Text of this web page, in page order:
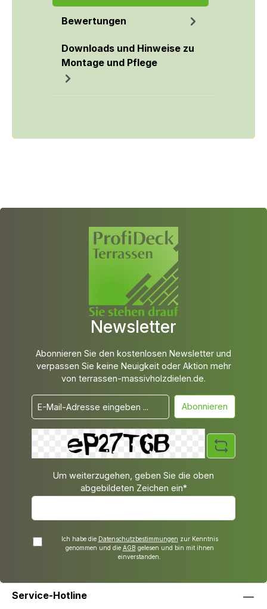
Bewertungen
Downloads und Hinweise zu
Montage und Pflege
Newsletter
Abonnieren Sie den kostenlosen Newsletter und
verpassen Sie keine Neuigkeit oder Aktion mehr
von terrassen-massivholzdielen.de.
Abonnieren
Um weiterzugehen, geben Sie die oben
abgebildeten Zeichen ein*
Ich habe die Datenschutzbestimmungen zur Kenntnis
genommen und die AGB gelesen und bin mit ihnen
einverstanden.
Service-Hotline